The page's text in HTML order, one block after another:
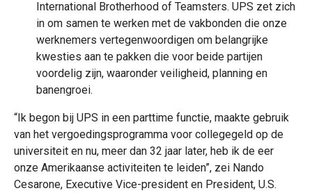
International Brotherhood of Teamsters. UPS zet zich
in om samen te werken met de vakbonden die onze
werknemers vertegenwoordigen om belangrijke
kwesties aan te pakken die voor beide partijen
voordelig zijn, waaronder veiligheid, planning en
banengroei.
“Ik begon bij UPS in een parttime functie, maakte gebruik
van het vergoedingsprogramma voor collegegeld op de
universiteit en nu, meer dan 32 jaar later, heb ik de eer
onze Amerikaanse activiteiten te leiden”, zei Nando
Cesarone, Executive Vice-president en President, U.S.